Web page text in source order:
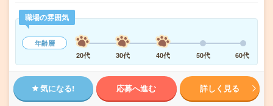
職場の雰囲気
年齢層
20代
30代 40代 50代 60代
気になる! 応募へ進む 詳しく見る